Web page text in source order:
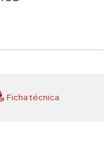
o equipos
Ficha técnica